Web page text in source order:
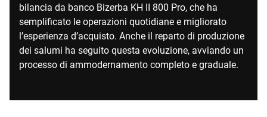
bilancia da banco Bizerba KH II 800 Pro, che ha
semplificato le operazioni quotidiane e migliorato
l’esperienza d’acquisto. Anche il reparto di produzione
dei salumi ha seguito questa evoluzione, avviando un
processo di ammodernamento completo e graduale.